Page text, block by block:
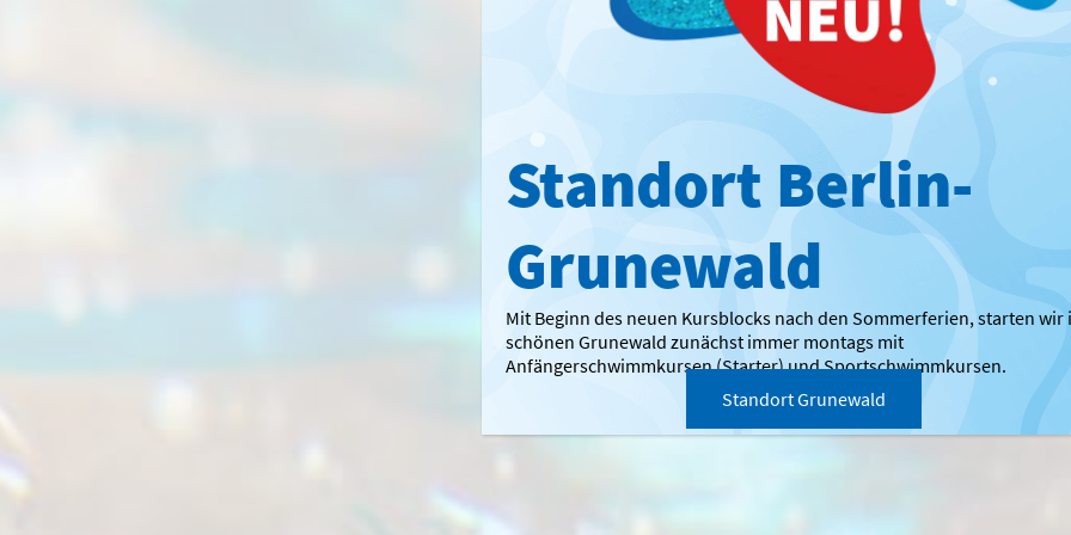
Standort Berlin-
Grunewald
Mit Beginn des neuen Kursblocks nach den Sommerferien, starten wir
schönen Grunewald zunächst immer montags mit
Anfängerschwimmkursen (Starter) und Sportschwimmkursen.
Standort Grunewald